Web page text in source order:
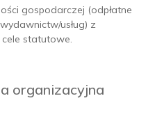
gospodarczej (odpłatne
usług) z
statutowe.
organizacyjna